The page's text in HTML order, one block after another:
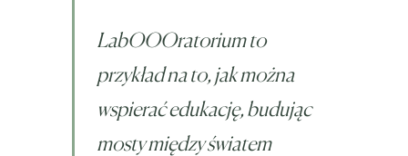
LabOOOratorium to
przykład na to, jak można
wspierać edukację, budując
mosty między światem